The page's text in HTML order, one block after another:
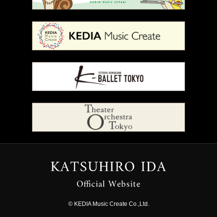
© KEDIA Music Create Co.,Ltd.